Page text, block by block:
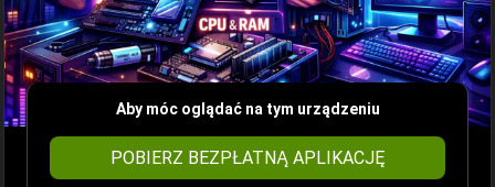
Aby móc oglądać na tym urządzeniu
POBIERZ BEZPŁATNĄ APLIKACJĘ